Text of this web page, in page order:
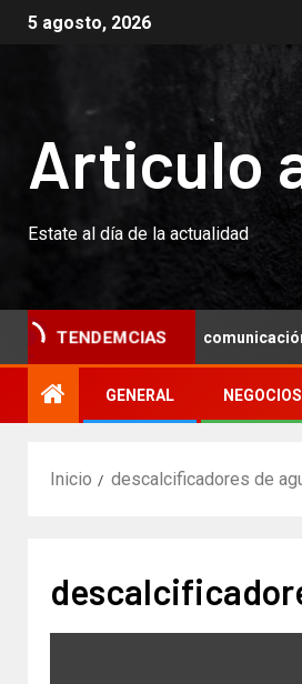
5 agosto, 2026
Articulo
Estate al día de la actualidad
TENDEMCIAS
Resumen para una comunicación
GENERAL NEGOCIOS
Inicio descalcificadores de